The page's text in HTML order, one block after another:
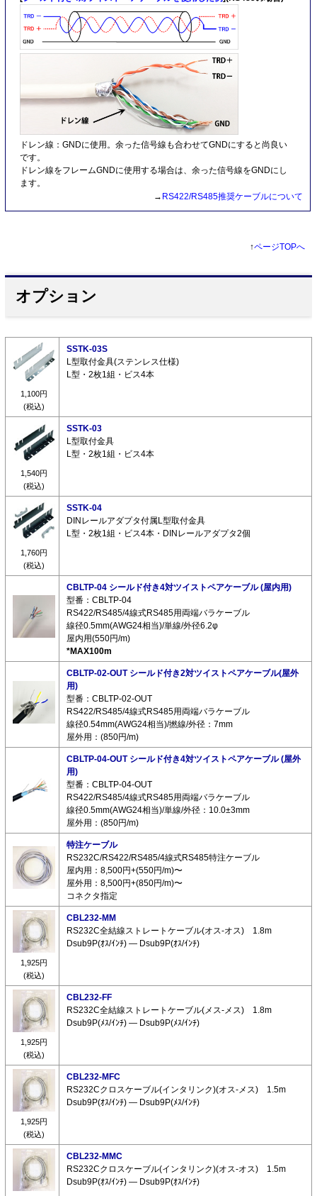
ドレン線：GNDに使用。余った信号線も合わせてGNDにすると尚良い
です。
ドレン線をフレームGNDに使用する場合は、余った信号線をGNDにし
ます。
→ RS422/RS485推奨ケーブルについて
↑ページTOPへ
オプション
1,100円
(税込)
SSTK-03S
L型取付金具(ステンレス仕様)
L型・2枚1組・ビス4本
1,540円
(税込)
SSTK-03
L型取付金具
L型・2枚1組・ビス4本
1,760円
(税込)
SSTK-04
DINレールアダプタ付属L型取付金具
L型・2枚1組・ビス4本・DINレールアダプタ2個
CBLTP-04 シールド付き4対ツイストペアケーブル (屋内用)
型番：CBLTP-04
RS422/RS485/4線式RS485用両端バラケーブル
線径0.5mm(AWG24相当)/単線/外径6.2φ
屋内用(550円/m)
*MAX100m
CBLTP-02-OUT シールド付き2対ツイストペアケーブル(屋外
用)
型番：CBLTP-02-OUT
RS422/RS485/4線式RS485用両端バラケーブル
線径0.54mm(AWG24相当)/撚線/外径：7mm
屋外用：(850円/m)
CBLTP-04-OUT シールド付き4対ツイストペアケーブル (屋外
用)
型番：CBLTP-04-OUT
RS422/RS485/4線式RS485用両端バラケーブル
線径0.5mm(AWG24相当)/単線/外径：10.0±3mm
屋外用：(850円/m)
特注ケーブル
RS232C/RS422/RS485/4線式RS485特注ケーブル
屋内用：8,500円+(550円/m)〜
屋外用：8,500円+(850円/m)〜
コネクタ指定
1,925円
(税込)
CBL232-MM
RS232C全結線ストレートケーブル(オス-オス) 1.8m
Dsub9P(ｵｽ/ｲﾝﾁ) ― Dsub9P(ｵｽ/ｲﾝﾁ)
1,925円
(税込)
CBL232-FF
RS232C全結線ストレートケーブル(メス-メス) 1.8m
Dsub9P(ﾒｽ/ｲﾝﾁ) ― Dsub9P(ﾒｽ/ｲﾝﾁ)
1,925円
(税込)
CBL232-MFC
RS232Cクロスケーブル(インタリンク)(オス-メス) 1.5m
Dsub9P(ｵｽ/ｲﾝﾁ) ― Dsub9P(ﾒｽ/ｲﾝﾁ)
CBL232-MMC
RS232Cクロスケーブル(インタリンク)(オス-オス) 1.5m
Dsub9P(ｵｽ/ｲﾝﾁ) ― Dsub9P(ｵｽ/ｲﾝﾁ)